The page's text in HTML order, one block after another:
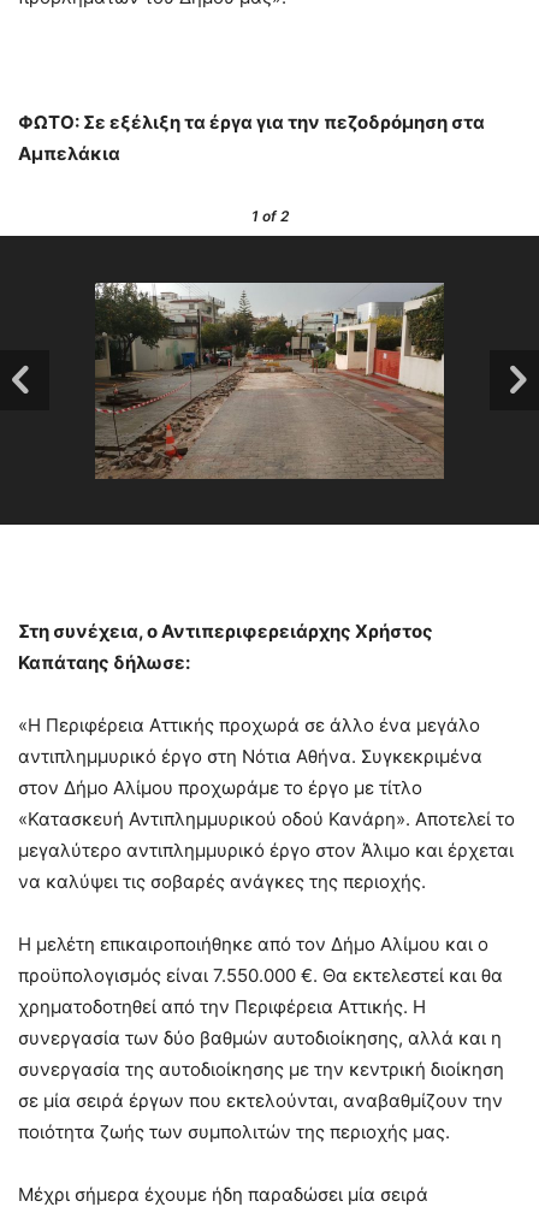
ΦΩΤΟ: Σε εξέλιξη τα έργα για την πεζοδρόμηση στα
Αμπελάκια
1of 2
Στη συνέχεια, ο Αντιπεριφερειάρχης Χρήστος
Καπάταης δήλωσε:
«Η Περιφέρεια Αττικής προχωρά σε άλλο ένα μεγάλο
αντιπλημμυρικό έργο στη Νότια Αθήνα. Συγκεκριμένα
στον Δήμο Αλίμου προχωράμε το έργο με τίτλο
«Κατασκευή Αντιπλημμυρικού οδού Κανάρη». Αποτελεί το
μεγαλύτερο αντιπλημμυρικό έργο στον Άλιμο και έρχεται
να καλύψει τις σοβαρές ανάγκες της περιοχής.
Η μελέτη επικαιροποιήθηκε από τον Δήμο Αλίμου και ο
προϋπολογισμός είναι 7.550.000 €. Θα εκτελεστεί και θα
χρηματοδοτηθεί από την Περιφέρεια Αττικής. Η
συνεργασία των δύο βαθμών αυτοδιοίκησης, αλλά και η
συνεργασία της αυτοδιοίκησης με την κεντρική διοίκηση
σε μία σειρά έργων που εκτελούνται, αναβαθμίζουν την
ποιότητα ζωής των συμπολιτών της περιοχής μας.
Μέχρι σήμερα έχουμε ήδη παραδώσει μία σειρά